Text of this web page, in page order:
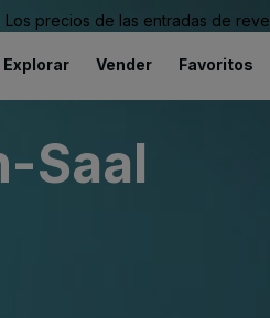
precios de las entradas de
Explorar Vender Favoritos
Saal